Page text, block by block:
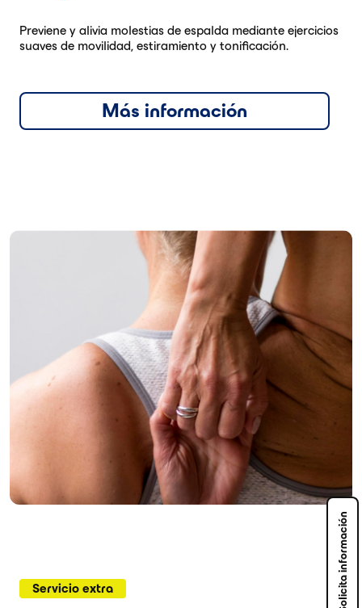
Previene y alivia molestias de espalda mediante ejercicios
suaves de movilidad, estiramiento y tonificación.
Más información
Servicio extra Solicita información